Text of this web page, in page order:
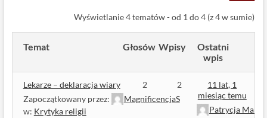
n
Wyświetlanie 4 tematów - od 1 do 4 (z 4 w sumie)
Temat Głosów Wpisy
Ostatni
wpis
Lekarze – deklaracja wiary
Zapoczątkowany przez:
MagnificencjaS
w: Krytyka religii
2 2
11 lat, 1
miesiąc temu
Patrycja Maria